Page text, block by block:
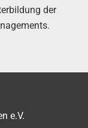
der
e.V.